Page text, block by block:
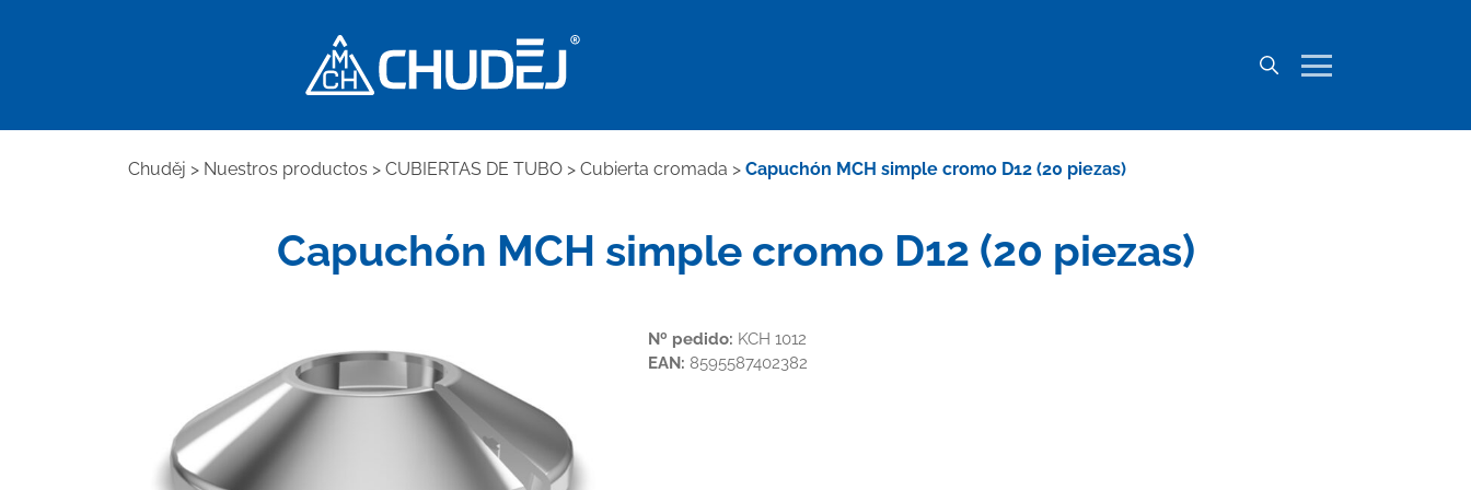
Chuděj > Nuestros productos > CUBIERTAS DE TUBO > Cubierta cromada > Capuchón MCH simple cromo D12 (20 piezas)
Capuchón MCH simple cromo D12 (20 piezas)
Nº pedido: KCH 1012
EAN: 8595587402382